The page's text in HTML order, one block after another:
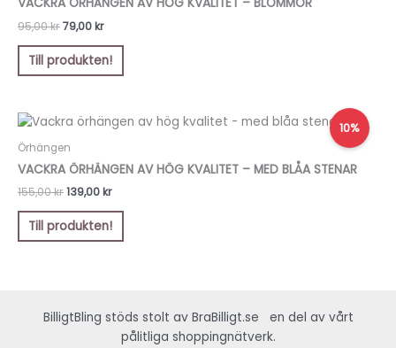
VACKRA ÖRHÄNGEN AV HÖG KVALITET – BLOMMOR
95,00kr
95,00 kr.
79,00kr
79,00 kr.
Till produkten!
10%
Örhängen
VACKRA ÖRHÄNGEN AV HÖG KVALITET – MED BLÅA STENAR
155,00kr
Det
ursprungliga
priset
var:
155,00 kr.
139,00kr
Det
nuvarande
är:
139,00 kr.
Till produkten!
BilligtBling stöds stolt av BraBilligt.se
en del av vårt
pålitliga shoppingnätverk.